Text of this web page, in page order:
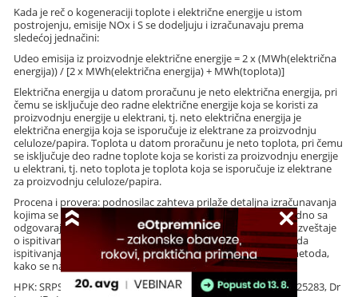
Kada je reč o kogeneraciji toplote i električne energije u istom
postrojenju, emisije NOx i S se dodeljuju i izračunavaju prema
sledećoj jednačini:
Udeo emisija iz proizvodnje električne energije = 2 x (MWh(električna
energija)) / [2 x MWh(električna energija) + MWh(toplota)]
Električna energija u datom proračunu je neto električna energija, pri
čemu se isključuje deo radne električne energije koja se koristi za
proizvodnju energije u elektrani, tj. neto električna energija je
električna energija koja se isporučuje iz elektrane za proizvodnju
celuloze/papira. Toplota u datom proračunu je neto toplota, pri čemu
se isključuje deo radne toplote koja se koristi za proizvodnju energije
u elektrani, tj. neto toplota je toplota koja se isporučuje iz elektrane
za proizvodnju celuloze/papira.
Procena i provera: podnosilac zahteva prilaže detaljna izračunavanja
kojima se potvrđuje usklađenost sa ovim kriterijumom, zajedno sa
odgovarajućom dodatnom dokumentacijom koja uključuje izveštaje
o ispitivanju koje je sprovedeno upotrebom posebnih metoda
ispitivanja za svaki parametar ili upotrebom ekvivalentnih metoda,
kako se navodi u nastavku:
HPK: SRPS ISO 6060; DIN 38409 deo 41, NFT 90101 ASTM D 125283, Dr